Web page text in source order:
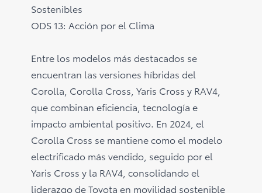
Sostenibles
ODS 13: Acción por el Clima
Entre los modelos más destacados se
encuentran las versiones híbridas del
Corolla, Corolla Cross, Yaris Cross y RAV4,
que combinan eficiencia, tecnología e
impacto ambiental positivo. En 2024, el
Corolla Cross se mantiene como el modelo
electrificado más vendido, seguido por el
Yaris Cross y la RAV4, consolidando el
liderazgo de Toyota en movilidad sostenible